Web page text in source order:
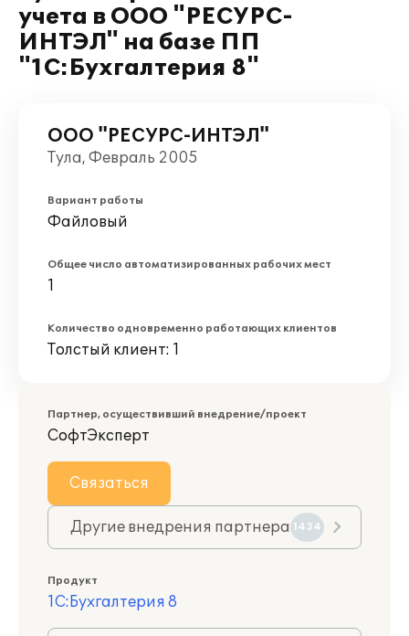
учета в ООО "РЕСУРС-
ИНТЭЛ" на базе ПП
"1С:Бухгалтерия 8"
ООО "РЕСУРС-ИНТЭЛ"
Тула, Февраль 2005
Вариант работы
Файловый
Общее число автоматизированных рабочих мест
1
Количество одновременно работающих клиентов
Толстый клиент: 1
Партнер, осуществивший внедрение/проект
СофтЭксперт
Связаться
Другие внедрения партнера 1434
Продукт
1С:Бухгалтерия 8